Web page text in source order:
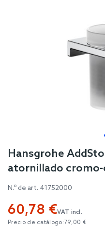
Skip
to
beginning
the
images
Hansgrohe
atornillado cromo-
N.º de art. 41752000
60,78 €VAT incl.
Precio de catálogo:79,00 €